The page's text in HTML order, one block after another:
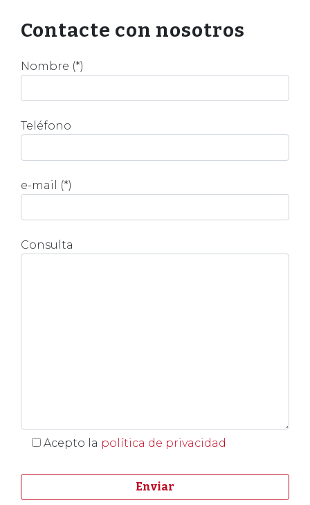
Contacte con nosotros
Nombre (*)
Teléfono
e-mail (*)
Consulta
Acepto la política de privacidad